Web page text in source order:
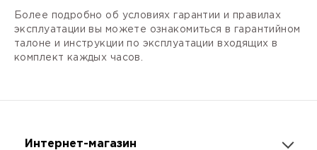
Более подробно об условиях гарантии и правилах
эксплуатации вы можете ознакомиться в гарантийном
талоне и инструкции по эксплуатации входящих в
комплект каждых часов.
Интернет-магазин